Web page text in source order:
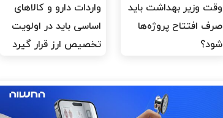
وقت وزیر بهداشت باید
صرف افتتاح پروژه‌ها
شود؟
واردات دارو و کالاهای
اساسی باید در اولویت
تخصیص ارز قرار گیرد